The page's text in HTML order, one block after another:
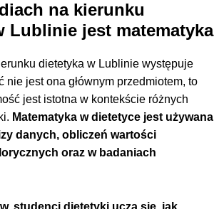
na kierunku
Lublinie jest matematyka
dietetyka w Lublinie występuje
nie jest ona głównym przedmiotem, to
jest istotna w kontekście różnych
Matematyka w dietetyce jest używana
danych, obliczeń wartości
oraz w badaniach